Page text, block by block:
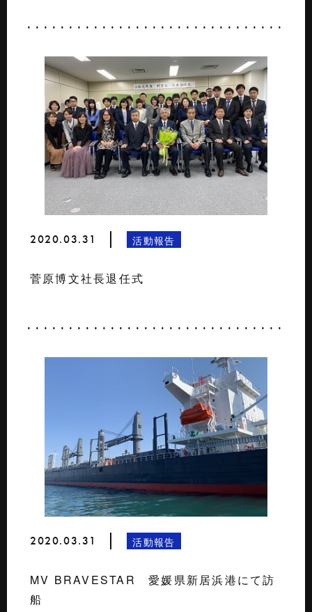
2020.03.31 活動報告
菅原博文社長退任式
2020.03.31 活動報告
MV BRAVESTAR 愛媛県新居浜港にて訪
船